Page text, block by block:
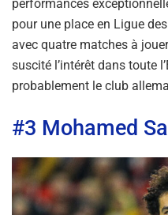
performances
pour une place en Ligue
avec quatre matches à
suscité l’intérêt dans toute
probablement le club
#3 Mohamed